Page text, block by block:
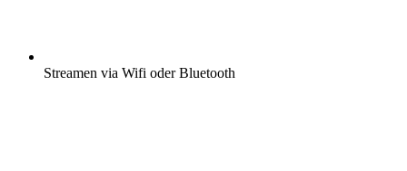
Streamen via Wifi oder Bluetooth